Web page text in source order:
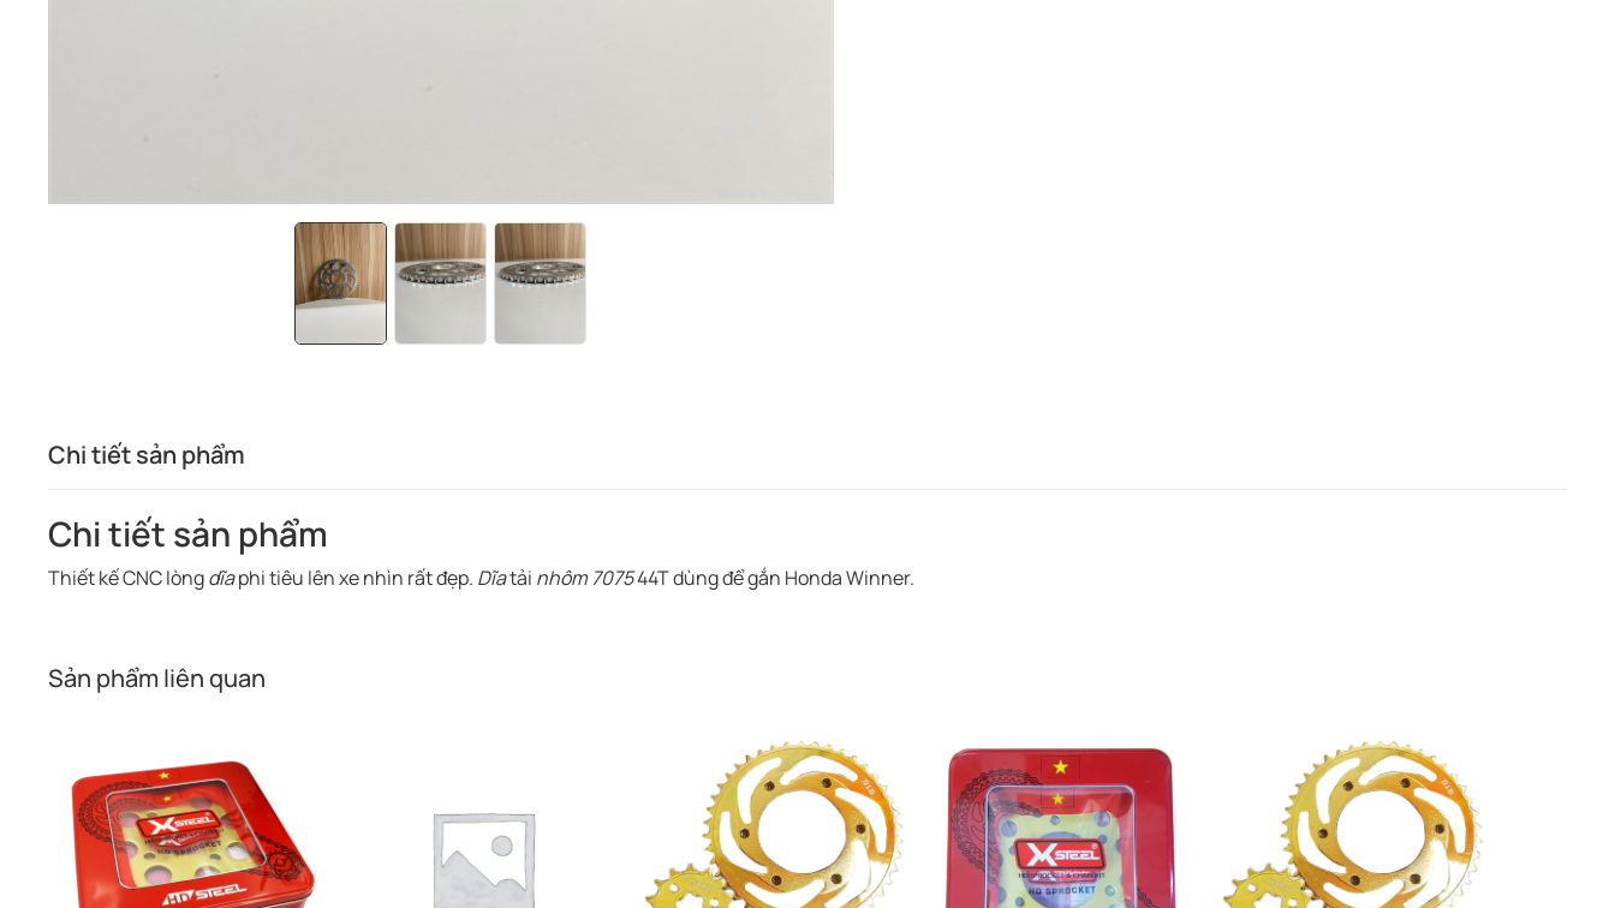
Chi tiết sản phẩm
Chi tiết sản phẩm
Thiết kế CNC lòngdĩaphi tiêu lên xe nhìn rất đẹp. Dĩatải nhôm 707544T dùng để gắn Honda Winner.
Sản phẩm liên quan